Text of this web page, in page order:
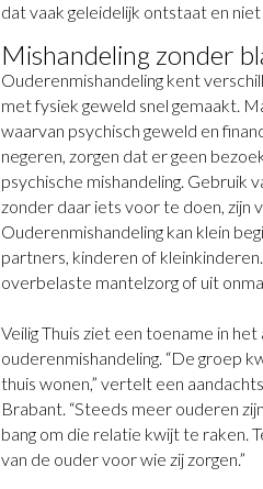
dat vaak geleidelijk ontstaat en
Mishandeling zonder
Ouderenmishandeling kent
met fysiek geweld snel gemaakt.
waarvan psychisch geweld en
negeren, zorgen dat er geen
psychische mishandeling. Gebruik
zonder daar iets voor te doen, zijn
Ouderenmishandeling kan klein
partners, kinderen of
overbelaste mantelzorg of uit
Veilig Thuis ziet een toename in
ouderenmishandeling. “De groep
thuis wonen,” vertelt een
Brabant. “Steeds meer ouderen
bang om die relatie kwijt te raken.
van de ouder voor wie zij zorgen.”